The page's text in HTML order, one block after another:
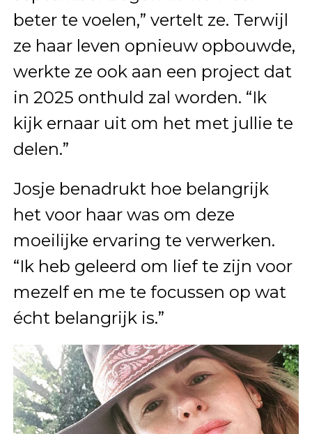
beter te voelen,” vertelt ze. Terwijl
ze haar leven opnieuw opbouwde,
werkte ze ook aan een project dat
in 2025 onthuld zal worden. “Ik
kijk ernaar uit om het met jullie te
delen.”
Josje benadrukt hoe belangrijk
het voor haar was om deze
moeilijke ervaring te verwerken.
“Ik heb geleerd om lief te zijn voor
mezelf en me te focussen op wat
écht belangrijk is.”